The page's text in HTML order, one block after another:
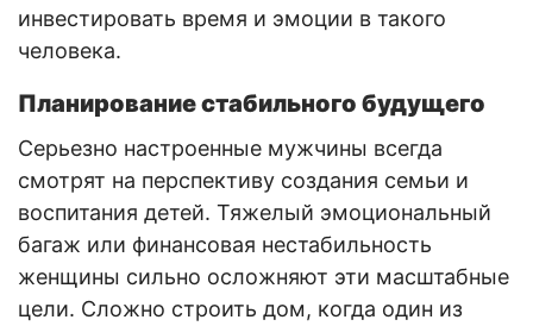
инвестировать время и эмоции в такого
человека.
Планирование стабильного будущего
Серьезно настроенные мужчины всегда
смотрят на перспективу создания семьи и
воспитания детей. Тяжелый эмоциональный
багаж или финансовая нестабильность
женщины сильно осложняют эти масштабные
цели. Сложно строить дом, когда один из